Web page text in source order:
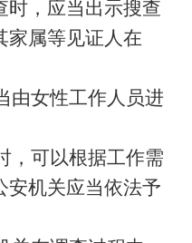
时，应当出示搜查
家属等见证人在
由女性工作人员进
，可以根据工作需
安机关应当依法予